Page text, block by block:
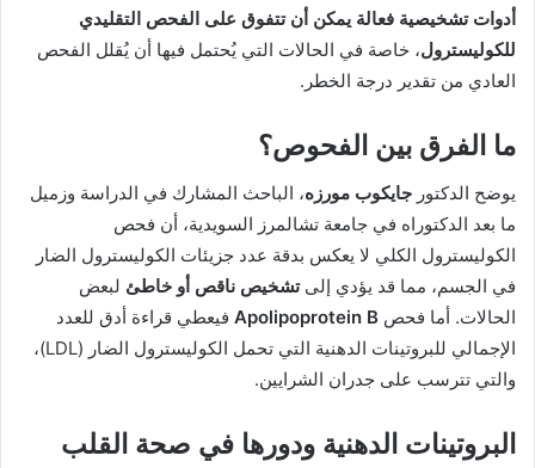
أدوات تشخيصية فعالة يمكن أن تتفوق على الفحص التقليدي
للكوليسترول، خاصة في الحالات التي يُحتمل فيها أن يُقلل الفحص
العادي من تقدير درجة الخطر.
ما الفرق بين الفحوص؟
يوضح الدكتور جايكوب مورزه، الباحث المشارك في الدراسة وزميل
ما بعد الدكتوراه في جامعة تشالمرز السويدية، أن فحص
الكوليسترول الكلي لا يعكس بدقة عدد جزيئات الكوليسترول الضار
في الجسم، مما قد يؤدي إلىتشخيص ناقص أو خاطئ لبعض
الحالات. أما فحص Apolipoprotein B فيعطي قراءة أدق للعدد
الإجمالي للبروتينات الدهنية التي تحمل الكوليسترول الضار (LDL)،
والتي تترسب على جدران الشرايين.
البروتينات الدهنية ودورها في صحة القلب